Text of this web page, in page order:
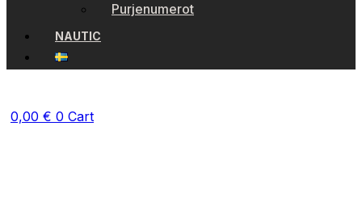
Purjenumerot
NAUTIC
0,00 € 0 Cart